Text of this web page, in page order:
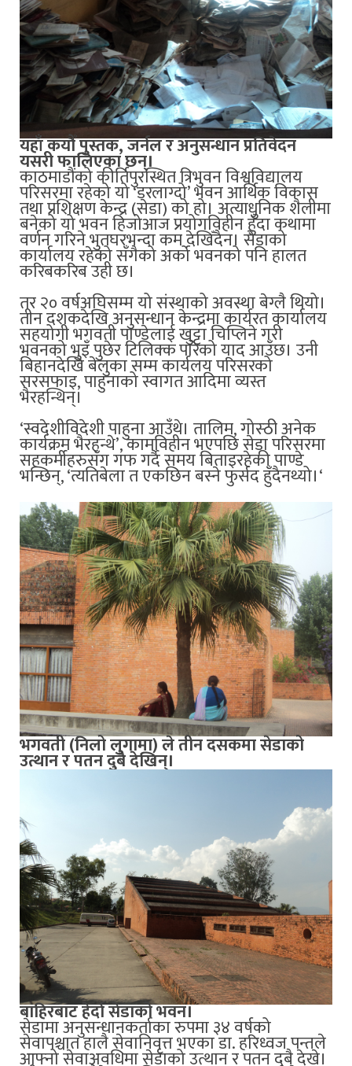
यहाँ कयौँ पुस्तक, जर्नल र अनुसन्धान प्रतिवेदन
यसरी फालिएका छन्।
काठमाडौंको कीर्तिपुरस्थित त्रिभुवन विश्वविद्यालय
परिसरमा रहेको यो ‘डरलाग्दो’ भवन आर्थिक विकास
तथा प्रशिक्षण केन्द्र (सेडा) को हो। अत्याधुनिक शैलीमा
बनेको यो भवन हिजोआज प्रयोगविहीन हुँदा कथामा
वर्णन गरिने भुतघरभन्दा कम देखिँदैन। सेडाको
कार्यालय रहेको सँगैको अर्को भवनको पनि हालत
करिबकरिब उही छ।
तर २० वर्षअघिसम्म यो संस्थाको अवस्था बेग्लै थियो।
तीन दशकदेखि अनुसन्धान केन्द्रमा कार्यरत कार्यालय
सहयोगी भगवती पाण्डेलाई खुट्टा चिप्लिने गरी
भवनको भुइँ पुछेर टिलिक्क पारेको याद आउँछ। उनी
बिहानदेखि बेलुका सम्म कार्यलय परिसरको
सरसफाइ, पाहुनाको स्वागत आदिमा व्यस्त
भैरहन्थिन्।
‘स्वदेशीविदेशी पाहुना आउँथे। तालिम, गोस्ठी अनेक
कार्यक्रम भैरहन्थे’, कामविहीन भएपछि सेडा परिसरमा
सहकर्मीहरुसँग गफ गर्दै समय बिताइरहेकी पाण्डे
भन्छिन्, ‘त्यतिबेला त एकछिन बस्ने फुर्सद हुँदैनथ्यो।‘
भगवती (निलो लुगामा) ले तीन दसकमा सेडाको
उत्थान र पतन दुबै देखिन्।
बाहिरबाट हेर्दा सेडाको भवन।
सेडामा अनुसन्धानकर्ताका रुपमा ३४ वर्षको
सेवापश्चात हालै सेवानिवृत्त भएका डा. हरिध्वज पन्तले
आफ्नो सेवाअवधिमा सेडाको उत्थान र पतन दुबै देखे।